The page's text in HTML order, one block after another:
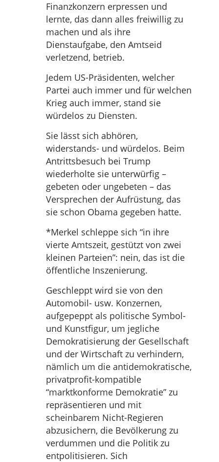
Finanzkonzern erpressen und
lernte, das dann alles freiwillig zu
machen und als ihre
Dienstaufgabe, den Amtseid
verletzend, betrieb.
Jedem US-Präsidenten, welcher
Partei auch immer und für welchen
Krieg auch immer, stand sie
würdelos zu Diensten.
Sie lässt sich abhören,
widerstands- und würdelos. Beim
Antrittsbesuch bei Trump
wiederholte sie unterwürfig –
gebeten oder ungebeten – das
Versprechen der Aufrüstung, das
sie schon Obama gegeben hatte.
*Merkel schleppe sich “in ihre
vierte Amtszeit, gestützt von zwei
kleinen Parteien”: nein, das ist die
öffentliche Inszenierung.
Geschleppt wird sie von den
Automobil- usw. Konzernen,
aufgepeppt als politische Symbol-
und Kunstfigur, um jegliche
Demokratisierung der Gesellschaft
und der Wirtschaft zu verhindern,
nämlich um die antidemokratische,
privatprofit-kompatible
“marktkonforme Demokratie” zu
repräsentieren und mit
scheinbarem Nicht-Regieren
abzusichern, die Bevölkerung zu
verdummen und die Politik zu
entpolitisieren. Sich